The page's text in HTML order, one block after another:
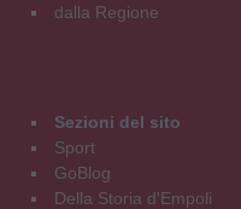
dalla Regione
Sezioni del sito
Sport
GoBlog
Della Storia d'Empoli